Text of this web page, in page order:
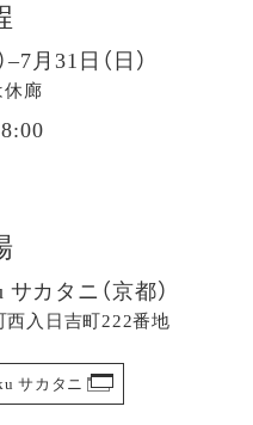
月31日（日）
休廊
カタニ（京都）
入日吉町222番地
サカタニ